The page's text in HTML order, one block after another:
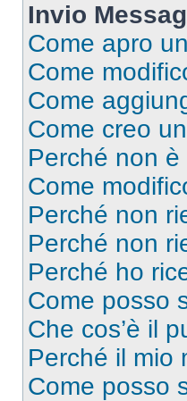
Invio
Come apro
Come
Come
Come creo
Perché non
Come
Perché non
Perché non
Perché ho
Come posso
Che cos’è il
Perché il mio
Come posso